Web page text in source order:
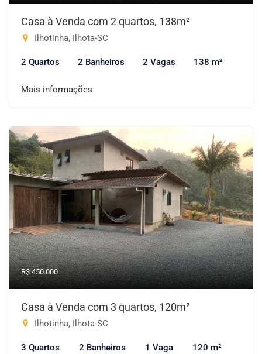
Casa à Venda com 2 quartos, 138m²
Ilhotinha, Ilhota-SC
2 Quartos 2 Banheiros 2 Vagas 138 m²
Mais informações
R$ 450.000
Casa à Venda com 3 quartos, 120m²
Ilhotinha, Ilhota-SC
3 Quartos 2 Banheiros 1 Vaga 120 m²